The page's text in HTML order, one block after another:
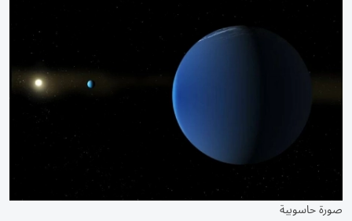
صورة حاسوبية